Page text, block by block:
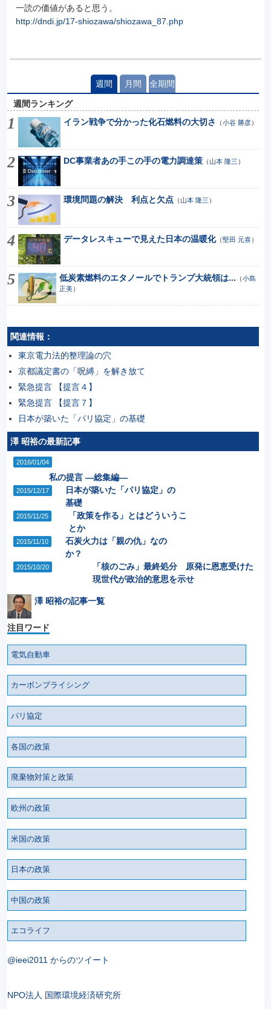
一読の価値があると思う。
http://dndi.jp/17-shiozawa/shiozawa_87.php
週間 月間 全期間
週間ランキング
イラン戦争で分かった化石燃料の大切さ
（小谷 勝彦）
DC事業者あの手この手の電力調達策（山本 隆三 ）
環境問題の解決 利点と欠点 （山本 隆三 ）
データレスキューで見えた日本の温暖化（堅田 元喜）
低炭素燃料のエタノールでトランプ大統領は... （小島
正美）
関連情報：
東京電力法的整理論の穴
京都議定書の「呪縛」を解き放て
緊急提言 【提言４】
緊急提言 【提言７】
日本が築いた「パリ協定」の基礎
澤 昭裕の最新記事
2016/01/04
私の提言 ―総集編―
2015/12/17
日本が築いた「パリ協定」の
基礎
2015/11/25
「政策を作る」とはどういうこ
とか
2015/11/10
石炭火力は「親の仇」なの
か？
2015/10/20
「核のごみ」最終処分 原発に恩恵受けた
現世代が政治的意思を示せ
澤 昭裕の記事一覧
注目ワード
電気自動車
カーボンプライシング
パリ協定
各国の政策
廃棄物対策と政策
欧州の政策
米国の政策
日本の政策
中国の政策
エコライフ
@ieei2011 からのツイート
NPO法人 国際環境経済研究所